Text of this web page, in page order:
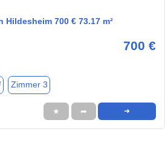
700 € 73.17 m²
700 €
Zimmer 3
★ ➦ ➜